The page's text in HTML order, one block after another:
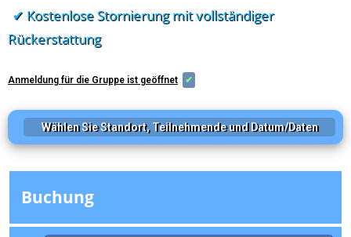
✔ Kostenlose Stornierung mit vollständiger
Rückerstattung
Anmeldung für die Gruppe ist geöffnet ✔
Wählen Sie Standort, Teilnehmende und Datum/Daten